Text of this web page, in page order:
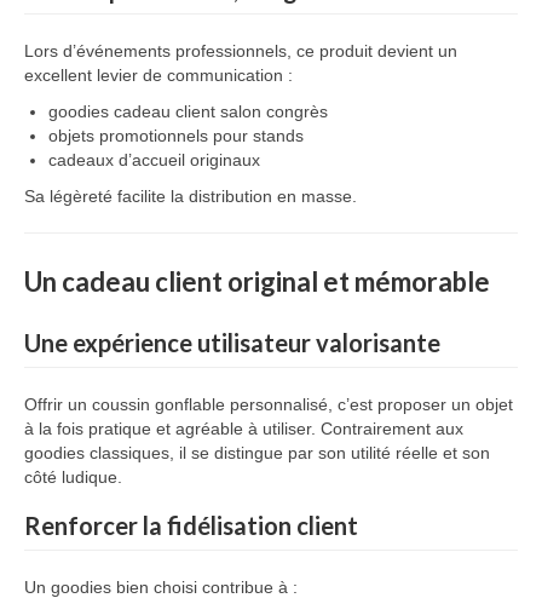
Lors d’événements professionnels, ce produit devient un
excellent levier de communication :
goodies cadeau client salon congrès
objets promotionnels pour stands
cadeaux d’accueil originaux
Sa légèreté facilite la distribution en masse.
Un cadeau client original et mémorable
Une expérience utilisateur valorisante
Offrir un coussin gonflable personnalisé, c’est proposer un objet
à la fois pratique et agréable à utiliser. Contrairement aux
goodies classiques, il se distingue par son utilité réelle et son
côté ludique.
Renforcer la fidélisation client
Un goodies bien choisi contribue à :